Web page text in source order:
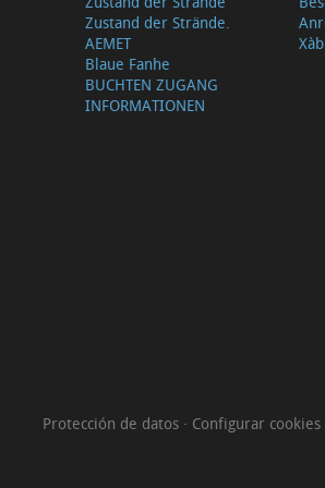
Zustand der Strände.
AEMET
Blaue Fanhe
BUCHTEN ZUGANG
INFORMATIONEN
Protección de datos · Configurar cookies